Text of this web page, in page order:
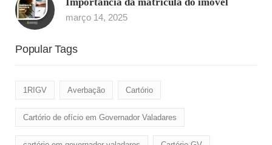
março 14, 2025
Popular Tags
1RIGV Averbação Cartório
Cartório de ofício em Governador Valadares